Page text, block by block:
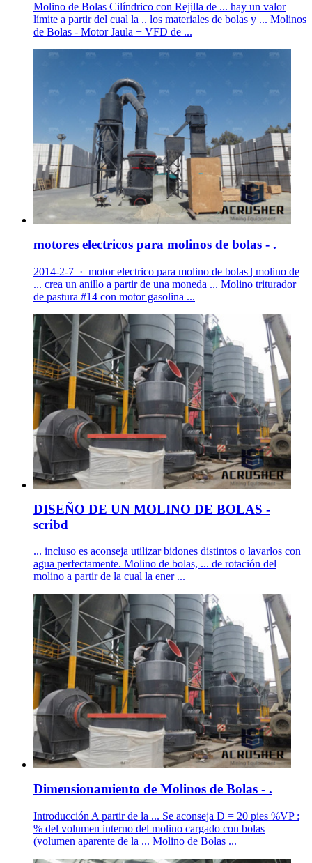
Molino de Bolas Cilíndrico con Rejilla de ... hay un valor
límite a partir del cual la .. los materiales de bolas y ... Molinos
de Bolas - Motor Jaula + VFD de ...
motores electricos para molinos de bolas - .
2014-2-7 · motor electrico para molino de bolas | molino de
... crea un anillo a partir de una moneda ... Molino triturador
de pastura #14 con motor gasolina ...
DISEÑO DE UN MOLINO DE BOLAS -
scribd
... incluso es aconseja utilizar bidones distintos o lavarlos con
agua perfectamente. Molino de bolas, ... de rotación del
molino a partir de la cual la ener ...
Dimensionamiento de Molinos de Bolas - .
Introducción A partir de la ... Se aconseja D = 20 pies %VP :
% del volumen interno del molino cargado con bolas
(volumen aparente de la ... Molino de Bolas ...